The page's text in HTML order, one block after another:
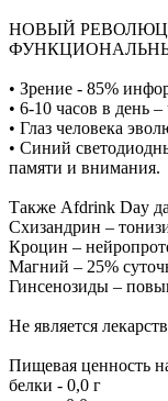
НОВЫЙ
• Зрение - 85%
• 6-10 часов в день
• Глаз человека
• Синий
памяти и внимания.
Также Afdrink Day
Схизандрин –
Кроцин –
Магний – 25%
Гинсенозиды –
Не является
Пищевая ценность
белки - 0,0 г